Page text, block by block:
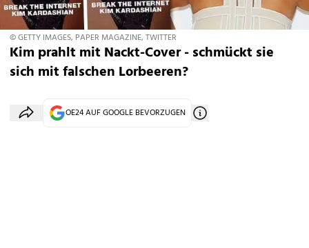
© GETTY IMAGES, PAPER MAGAZINE, TWITTER
Kim prahlt mit Nackt-Cover - schmückt sie
sich mit falschen Lorbeeren?
OE24 AUF GOOGLE BEVORZUGEN